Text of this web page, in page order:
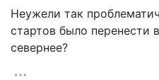
Неужели так
стартов было перенести
севернее?